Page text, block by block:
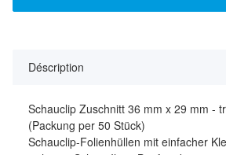
Déscription
Schauclip Zuschnitt 36 mm x 29 mm -
(Packung per 50 Stück)
Schauclip-Folienhüllen mit einfacher